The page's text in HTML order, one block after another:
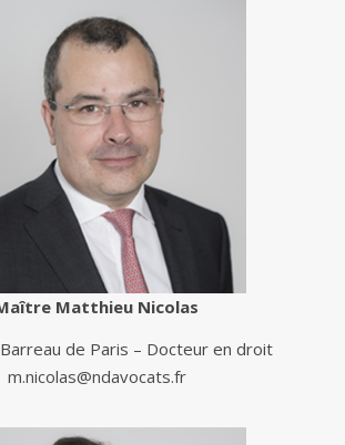
Matthieu Nicolas
de Paris – Docteur en droit
m.nicolas@ndavocats.fr